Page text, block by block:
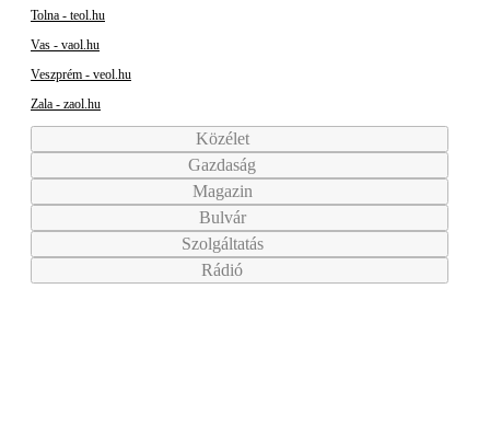
Tolna - teol.hu
Vas - vaol.hu
Veszprém - veol.hu
Zala - zaol.hu
Közélet
Gazdaság
Magazin
Bulvár
Szolgáltatás
Rádió